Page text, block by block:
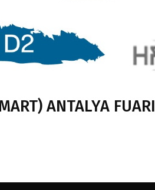
ANTALYA FUARI